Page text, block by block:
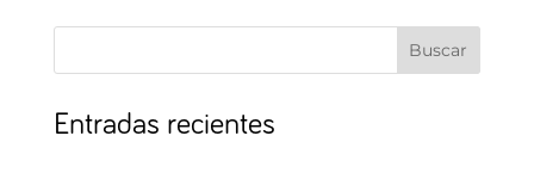
Buscar
Entradas recientes